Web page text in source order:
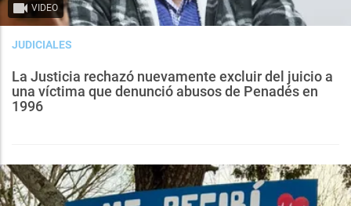
VIDEO
JUDICIALES
La Justicia rechazó nuevamente excluir del juicio a
una víctima que denunció abusos de Penadés en
1996